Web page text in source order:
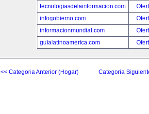
tecnologiasdelainformacion.com
infogobierno.com
informacionmundial.com
guialatinoamerica.com
<< Categoria Anterior (Hogar) Categoria